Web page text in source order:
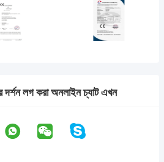
দর্শন লগ করা অনলাইন চ্যাট এখন